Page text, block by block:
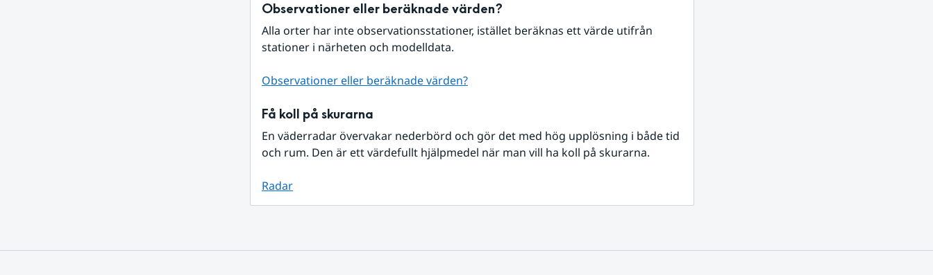
Observationer eller beräknade värden?
Alla orter har inte observationsstationer, istället beräknas ett värde utifrån
stationer i närheten och modelldata.
Observationer eller beräknade värden?
Få koll på skurarna
En väderradar övervakar nederbörd och gör det med hög upplösning i både tid
och rum. Den är ett värdefullt hjälpmedel när man vill ha koll på skurarna.
Radar